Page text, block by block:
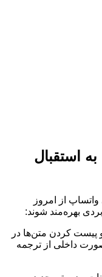
به استقبال
از امروز
بهره‌مند شوند:
پیست کردن متن‌ها در
داخلی از ترجمه